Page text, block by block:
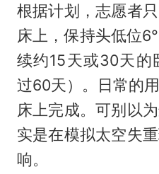
根据计划，志愿者
床上，保持头低位
续约15天或30天的
过60天）。日常的
床上完成。可别以
实是在模拟太空失
响。